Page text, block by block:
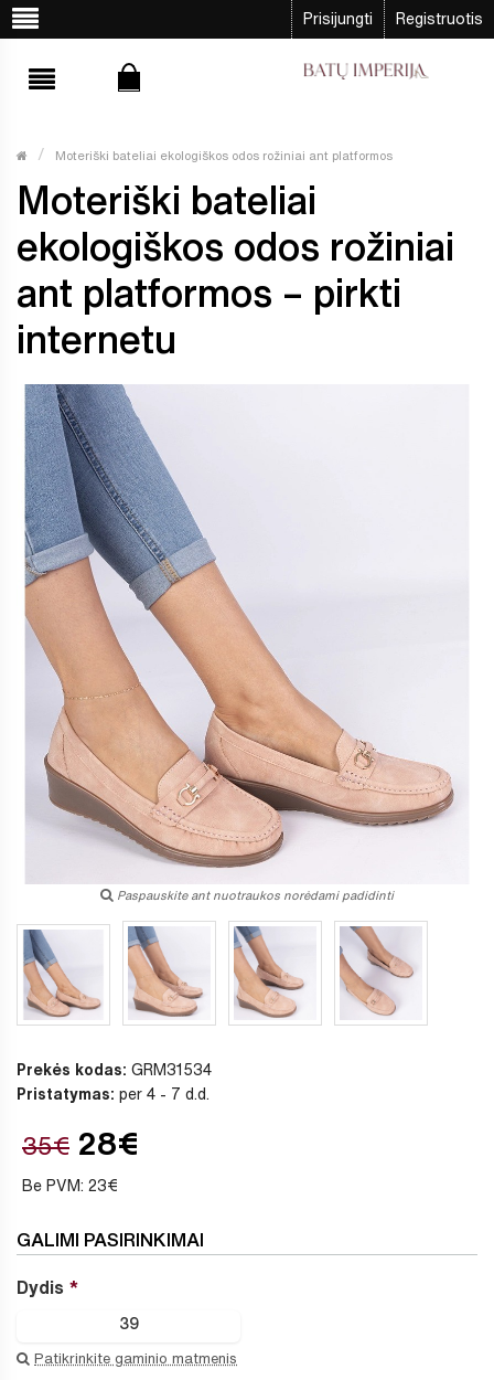
Prisijungti Registruotis
Moteriški bateliai ekologiškos odos rožiniai ant platformos
Moteriški bateliai
ekologiškos odos rožiniai
ant platformos – pirkti
internetu
Paspauskite ant nuotraukos norėdami padidinti
Prekės kodas: GRM31534
Pristatymas: per 4 - 7 d.d.
35€ 28€
Be PVM: 23€
GALIMI PASIRINKIMAI
Dydis
39
Patikrinkite gaminio matmenis